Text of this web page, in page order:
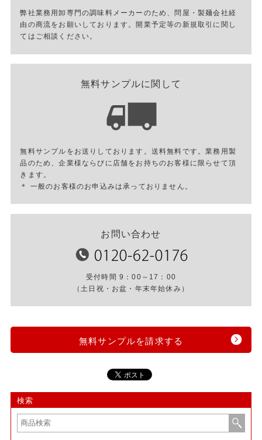
弊社業務用卸専門の調味料メーカーのため、問屋・製麺会社経
由の商流をお願いしております。開業予定等の新規取引に関し
てはご相談ください。
無料サンプルに関して
無料サンプルをお送りしております。送料無料です。業務用製
品のため、企業様ならびに店舗をお持ちのお客様に限らせて頂
きます。
＊ 一般のお客様のお申込みは承っておりません。
お問い合わせ
受付時間 9：00～17：00
（土日祝・お盆・年末年始休み）
無料サンプルを請求する
検索